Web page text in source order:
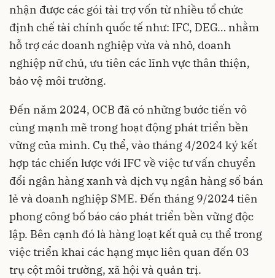
nhận được các gói tài trợ vốn từ nhiều tổ chức
định chế tài chính quốc tế như: IFC, DEG… nhằm
hỗ trợ các doanh nghiệp vừa và nhỏ, doanh
nghiệp nữ chủ, ưu tiên các lĩnh vực thân thiện,
bảo vệ môi trường.
Đến năm 2024, OCB đã có những bước tiến vô
cùng mạnh mẽ trong hoạt động phát triển bền
vững của mình. Cụ thể, vào tháng 4/2024 ký kết
hợp tác chiến lược với IFC về việc tư vấn chuyển
đổi ngân hàng xanh và dịch vụ ngân hàng số bán
lẻ và doanh nghiệp SME. Đến tháng 9/2024 tiên
phong công bố báo cáo phát triển bền vững độc
lập. Bên cạnh đó là hàng loạt kết quả cụ thể trong
việc triển khai các hạng mục liên quan đến 03
trụ cột môi trường, xã hội và quản trị.